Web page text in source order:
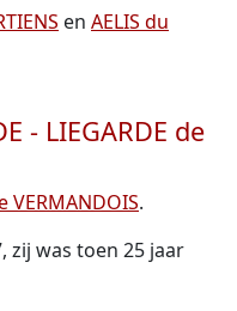
en AELIS du
- LIEGARDE de
VERMANDOIS.
zij was toen 25 jaar